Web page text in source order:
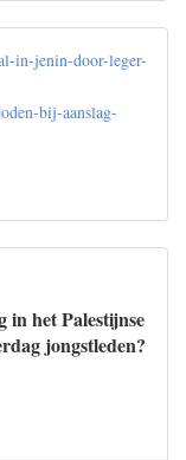
in-jenin-door-leger-
bij-aanslag-
in het Palestijnse
jongstleden?